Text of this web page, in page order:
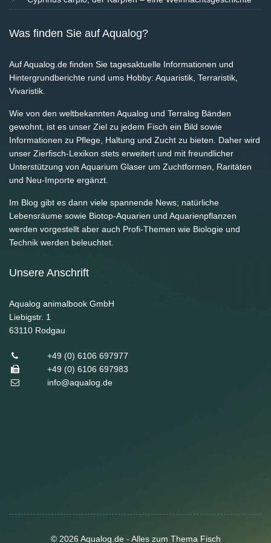
Was finden Sie auf Aqualog?
Auf Aqualog.de finden Sie tagesaktuelle Informationen und
Hintergrundberichte rund ums Hobby: Aquaristik, Terraristik,
Vivaristik.
Wie von den weltbekannten Aqualog und Terralog Bänden
gewohnt, ist es unser Ziel zu jedem Fisch ein Bild sowie
Informationen zu Pflege, Haltung und Zucht zu bieten. Daher wird
unser Zierfisch-Lexikon stets erweitert und mit freundlicher
Unterstützung von Aquarium Glaser um Zuchtformen, Raritäten
und Neu-Importe ergänzt.
Im Blog gibt es dann viele spannende News; natürliche
Lebensräume sowie Biotop-Aquarien und Aquarienpflanzen
werden vorgestellt aber auch Profi-Themen wie Biologie und
Technik werden beleuchtet.
Unsere Anschrift
Aqualog animalbook GmbH
Liebigstr. 1
63110 Rodgau
+49 (0) 6106 697977
+49 (0) 6106 697983
info@aqualog.de
© 2026 Aqualog.de - Alles zum Thema Fisch